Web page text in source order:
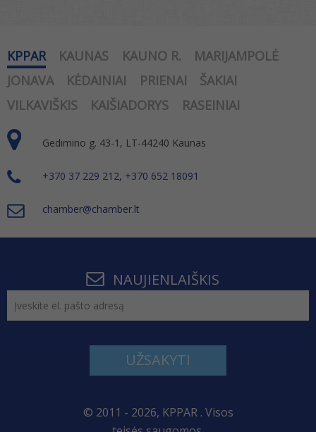
KPPAR KAUNAS KAUNO R.
MARIJAMPOLĖ
JONAVA
KĖDAINIAI PRIENAI
ŠAKIAI
VILKAVIŠKIS
KAIŠIADORYS RASEINIAI
Gedimino g. 43-1, LT-44240 Kaunas
+370 37 229 212, +370 652 18091
chamber@chamber.lt
NAUJIENLAIŠKIS
UŽSAKYTI
© 2011 - 2026, KPPAR . Visos